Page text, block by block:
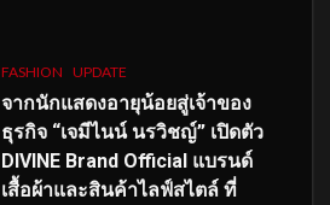
FASHION UPDATE
จากนักแสดงอายุน้อยสู่เจ้าของ
ธุรกิจ “เจมีไนน์ นรวิชญ์” เปิดตัว
DIVINE Brand Official แบรนด์
เสื้อผ้าและสินค้าไลฟ์สไตล์ ที่